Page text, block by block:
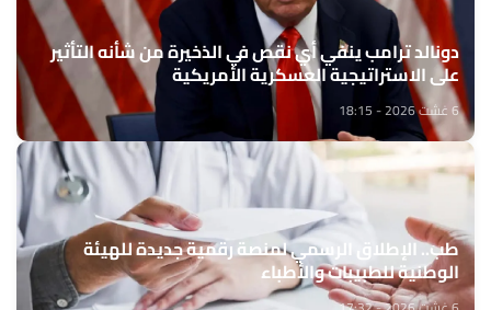
دونالد ترامب ينفي أي نقص في الذخيرة من شأنه التأثير
على الاستراتيجية العسكرية الأمريكية
6 غشت 2026 - 18:15
طب.. الإطلاق الرسمي لمنصة رقمية جديدة للهيئة
الوطنية للطبيبات والأطباء